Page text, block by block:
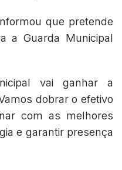
que pretende
a Guarda Municipal
vai ganhar a
dobrar o efetivo
com as melhores
e garantir presença